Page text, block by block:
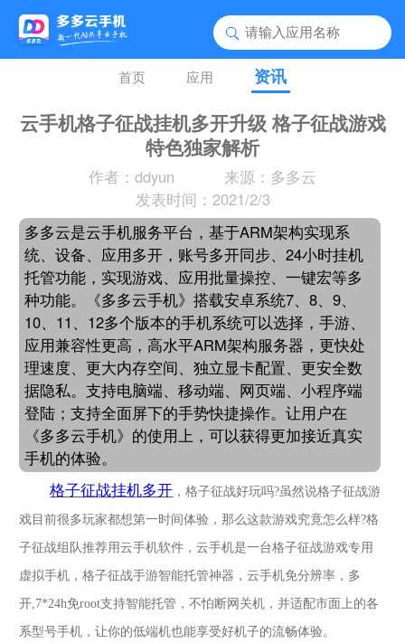
首页 应用 资讯
云手机格子征战挂机多开升级 格子征战游戏
特色独家解析
作者：ddyun
来源：多多云
发表时间：2021/2/3
多多云是云手机服务平台，基于ARM架构实现系
统、设备、应用多开，账号多开同步、24小时挂机
托管功能，实现游戏、应用批量操控、一键宏等多
种功能。《多多云手机》搭载安卓系统7、8、9、
10、11、12多个版本的手机系统可以选择，手游、
应用兼容性更高，高水平ARM架构服务器，更快处
理速度、更大内存空间、独立显卡配置、更安全数
据隐私。支持电脑端、移动端、网页端、小程序端
登陆；支持全面屏下的手势快捷操作。让用户在
《多多云手机》的使用上，可以获得更加接近真实
手机的体验。
格子征战挂机多开 ，格子征战好玩吗?虽然说格子征战游
戏目前很多玩家都想第一时间体验，那么这款游戏究竟怎么样?格
子征战组队推荐用云手机软件，云手机是一台格子征战游戏专用
虚拟手机，格子征战手游智能托管神器，云手机免分辨率，多
开,7*24h免root支持智能托管，不怕断网关机，并适配市面上的各
系型号手机，让你的低端机也能享受好机子的流畅体验。